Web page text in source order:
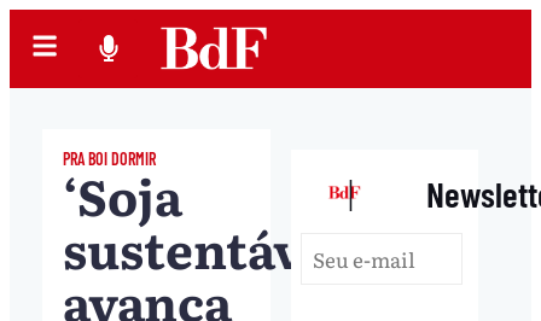
PRA BOI DORMIR
‘Soja
sustentável’
avança
|